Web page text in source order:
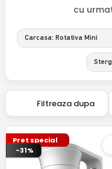
cu
Carcasa: Rotativa Mini
Filtreaza dupa
Pret special
-31%